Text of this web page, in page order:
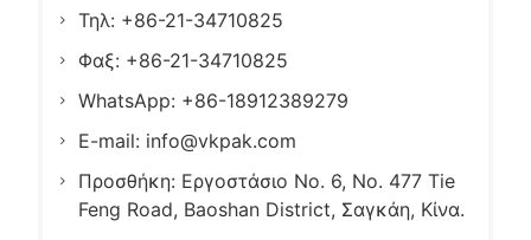
Τηλ: +86-21-34710825
Φαξ: +86-21-34710825
WhatsApp: +86-18912389279
E-mail: info@vkpak.com
Προσθήκη: Εργοστάσιο No. 6, No. 477 Tie
Feng Road, Baoshan District, Σαγκάη, Κίνα.